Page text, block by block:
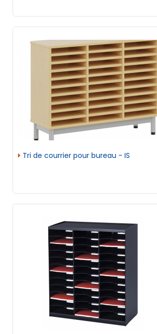
Tri de courrier pour bureau - IS